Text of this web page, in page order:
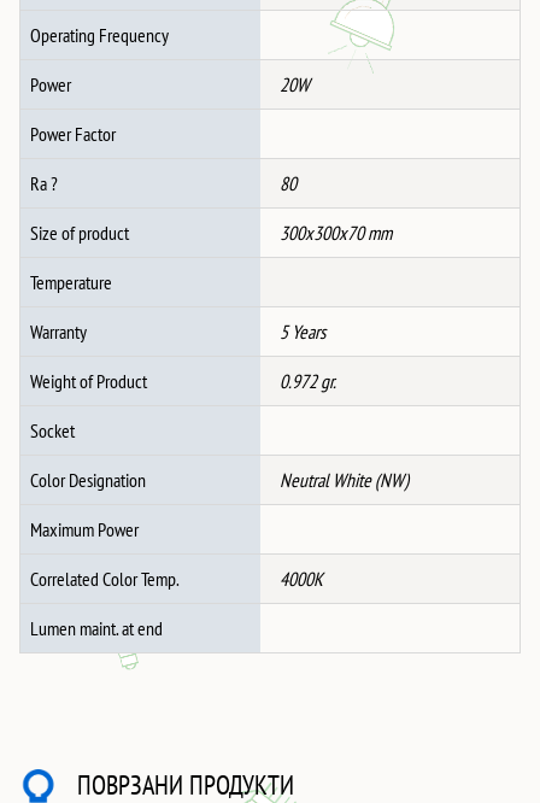
Operating Frequency
Power 20W
Power Factor
Ra ? 80
Size of product 300x300x70 mm
Temperature
Warranty 5 Years
Weight of Product 0.972 gr.
Socket
Color Designation Neutral White (NW)
Maximum Power
Correlated Color Temp. 4000K
Lumen maint. at end
ПОВРЗАНИ ПРОДУКТИ